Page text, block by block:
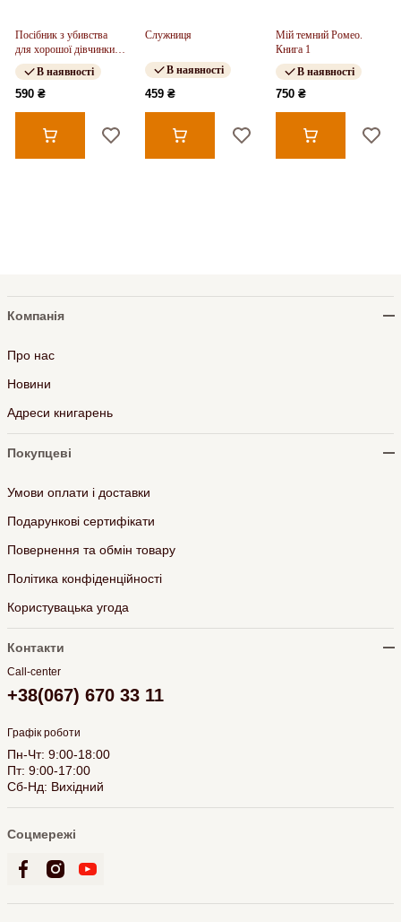
Посібник з убивства
для хорошої дівчинки.
Книга 01
В наявності
590 ₴
Служниця
В наявності
459 ₴
Мій темний Ромео.
Книга 1
В наявності
750 ₴
Компанія
Про нас
Новини
Адреси книгарень
Покупцеві
Умови оплати і доставки
Подарункові сертифікати
Повернення та обмін товару
Політика конфіденційності
Користувацька угода
Контакти
Call-center
+38(067) 670 33 11
Графік роботи
Пн-Чт: 9:00-18:00
Пт: 9:00-17:00
Сб-Нд: Вихідний
Соцмережі